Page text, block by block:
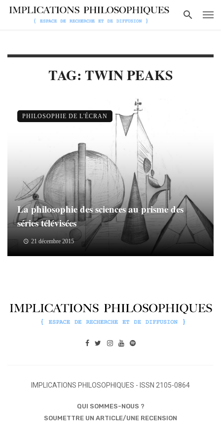
TAG: TWIN PEAKS
La philosophie des sciences au prisme des
séries télévisées
21 décembre 2015
PHILOSOPHIE DE L'ÉCRAN
IMPLICATIONS PHILOSOPHIQUES - ISSN 2105-0864
QUI SOMMES-NOUS ?
SOUMETTRE UN ARTICLE/UNE RECENSION